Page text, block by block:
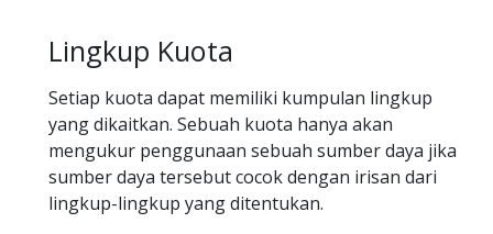
Lingkup Kuota
Setiap kuota dapat memiliki kumpulan lingkup
yang dikaitkan. Sebuah kuota hanya akan
mengukur penggunaan sebuah sumber daya jika
sumber daya tersebut cocok dengan irisan dari
lingkup-lingkup yang ditentukan.